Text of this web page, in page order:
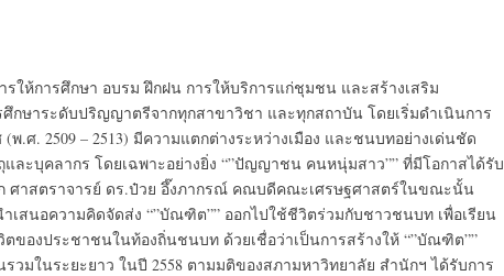
ห้การศึกษา อบรม ฝึกฝน การให้บริการแก่ชุมชน และสร้างเสริม
ษาระดับปริญญาตรีจากทุกสาขาวิชา และทุกสถาบัน โดยเริ่มดำเนินการ
.ศ. 2509 – 2513) มีความแตกต่างระหว่างเมือง และชนบทอย่างเด่นชัด
ะบุคลากร โดยเฉพาะอย่างยิ่ง “”ปัญญาชน คนหนุ่มสาว”” ที่มีโอกาสได้รับ
ศาสตราจารย์ ดร.ป๋วย อึ๊งภากรณ์ คณบดีคณะเศรษฐศาสตร์ในขณะนั้น
สนอความคิดจัดส่ง “”บัณฑิต”” ออกไปใช้ชีวิตร่วมกับชาวชนบท เพื่อเรียน
ของประชาชนในท้องถิ่นชนบท ด้วยเชื่อว่าเป็นการสร้างให้ “”บัณฑิต””
มในระยะยาว ในปี 2558 ตามมติของสภามหาวิทยาลัย สำนักฯ ได้รับการ